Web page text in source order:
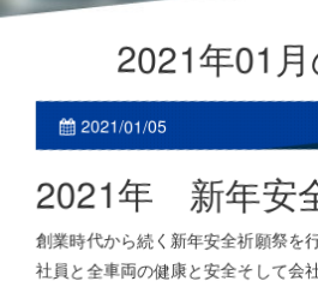
2021年01
2021/01/05
2021年 新年安
創業時代から続く新年安全祈願祭を
社員と全車両の健康と安全そして会